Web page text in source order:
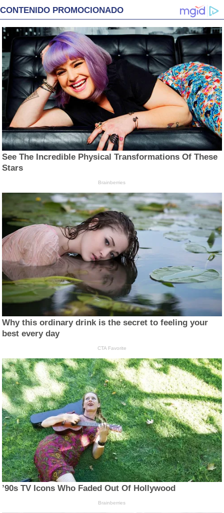
CONTENIDO PROMOCIONADO
See The Incredible Physical Transformations Of These
Stars
Brainberries
Why this ordinary drink is the secret to feeling your
best every day
CTA Favorite
’90s TV Icons Who Faded Out Of Hollywood
Brainberries